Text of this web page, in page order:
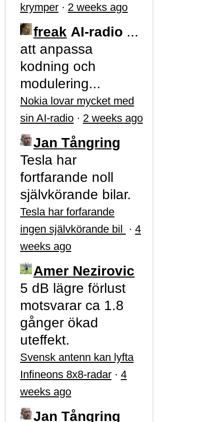
krymper · 2 weeks ago
freak AI-radio ...
att anpassa
kodning och
modulering...
Nokia lovar mycket med
sin AI-radio · 2 weeks ago
Jan Tångring
Tesla har
fortfarande noll
självkörande bilar.
Tesla har forfarande
ingen självkörande bil · 4
weeks ago
Amer Nezirovic
5 dB lägre förlust
motsvarar ca 1.8
gånger ökad
uteffekt.
Svensk antenn kan lyfta
Infineons 8x8-radar · 4
weeks ago
Jan Tångring